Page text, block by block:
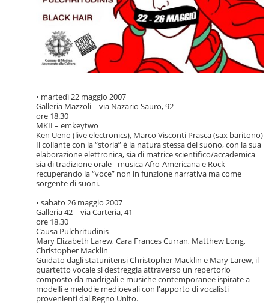
• martedì 22 maggio 2007
Galleria Mazzoli – via Nazario Sauro, 92
ore 18.30
MKII – emkeytwo
Ken Ueno (live electronics), Marco Visconti Prasca (sax baritono)
Il collante con la “storia” è la natura stessa del suono, con la sua
elaborazione elettronica, sia di matrice scientifico/accademica
sia di tradizione orale - musica Afro-Americana e Rock -
recuperando la “voce” non in funzione narrativa ma come
sorgente di suoni.
• sabato 26 maggio 2007
Galleria 42 – via Carteria, 41
ore 18.30
Causa Pulchritudinis
Mary Elizabeth Larew, Cara Frances Curran, Matthew Long,
Christopher Macklin
Guidato dagli statunitensi Christopher Macklin e Mary Larew, il
quartetto vocale si destreggia attraverso un repertorio
composto da madrigali e musiche contemporanee ispirate a
modelli e melodie medioevali con l'apporto di vocalisti
provenienti dal Regno Unito.